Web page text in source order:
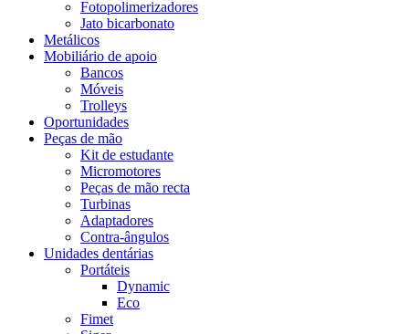
Fotopolimerizadores
Jato bicarbonato
Metálicos
Mobiliário de apoio
Bancos
Móveis
Trolleys
Oportunidades
Peças de mão
Kit de estudante
Micromotores
Peças de mão recta
Turbinas
Adaptadores
Contra-ângulos
Unidades dentárias
Portáteis
Dynamic
Eco
Fimet